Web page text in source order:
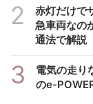
2
赤灯だけで
急車両なの
通法で解説
3
電気の走
のe-